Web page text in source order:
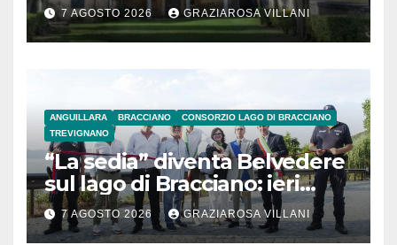
7 AGOSTO 2026 GRAZIAROSA VILLANI
ANGUILLARA BRACCIANO
CONSORZIO LAGO DI BRACCIANO
TREVIGNANO
“La sedia” diventa Belvedere
sul lago di Bracciano: ieri
l’inaugurazione
7 AGOSTO 2026 GRAZIAROSA VILLANI